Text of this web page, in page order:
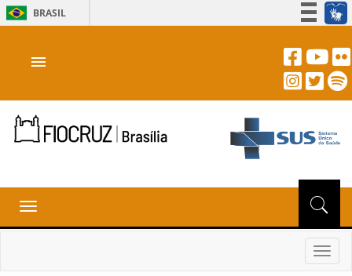
BRASIL
Acesso à informação
Canais
menu
Toggle
navigation